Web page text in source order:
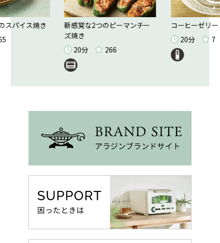
スパイス焼き
新感覚な2つのピーマンチー
ズ焼き
20分
266
コーヒーゼリー
20分
7